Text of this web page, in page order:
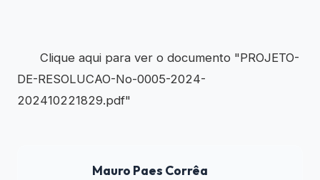
Clique aqui para ver o documento "PROJETO-
DE-RESOLUCAO-No-0005-2024-
202410221829.pdf"
Mauro Paes Corrêa